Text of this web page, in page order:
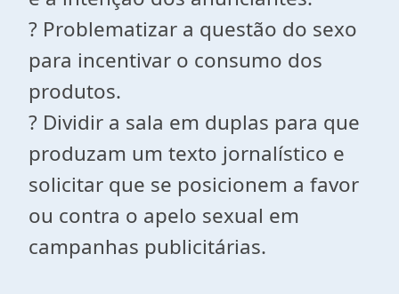
? Problematizar a questão do sexo
para incentivar o consumo dos
produtos.
? Dividir a sala em duplas para que
produzam um texto jornalístico e
solicitar que se posicionem a favor
ou contra o apelo sexual em
campanhas publicitárias.